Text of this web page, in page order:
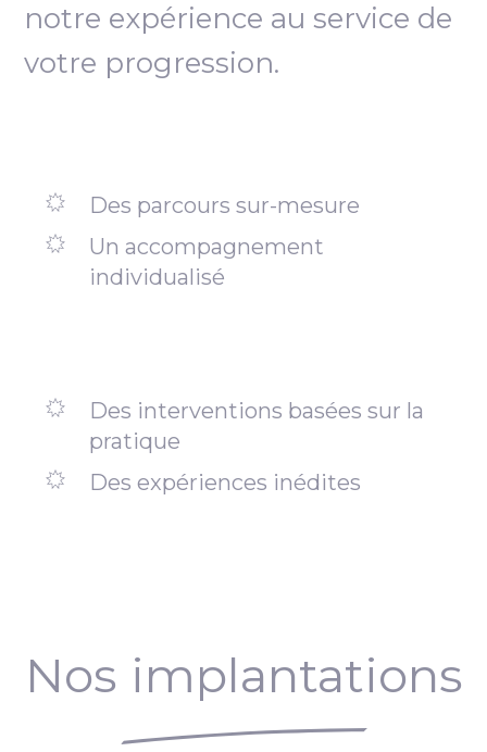
notre expérience au service de
votre progression.
Des parcours sur-mesure
Un accompagnement
individualisé
Des interventions basées sur la
pratique
Des expériences inédites
Nos implantations